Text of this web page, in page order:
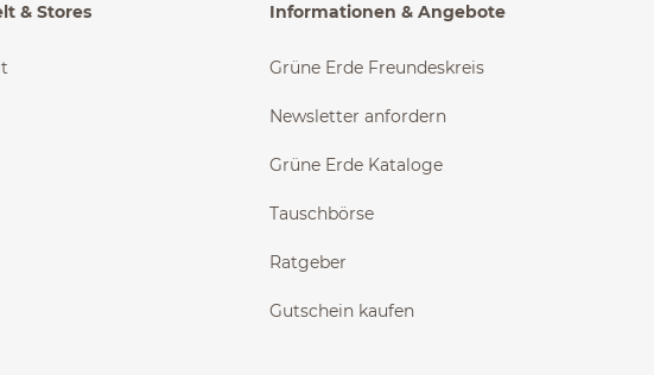
& Stores Informationen & Angebote
Grüne Erde Freundeskreis
Newsletter anfordern
Grüne Erde Kataloge
Tauschbörse
Ratgeber
Gutschein kaufen